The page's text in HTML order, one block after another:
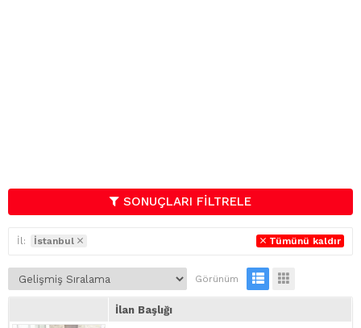
SONUÇLARI FİLTRELE
İl: İstanbul Tümünü kaldır
Görünüm
İlan Başlığı